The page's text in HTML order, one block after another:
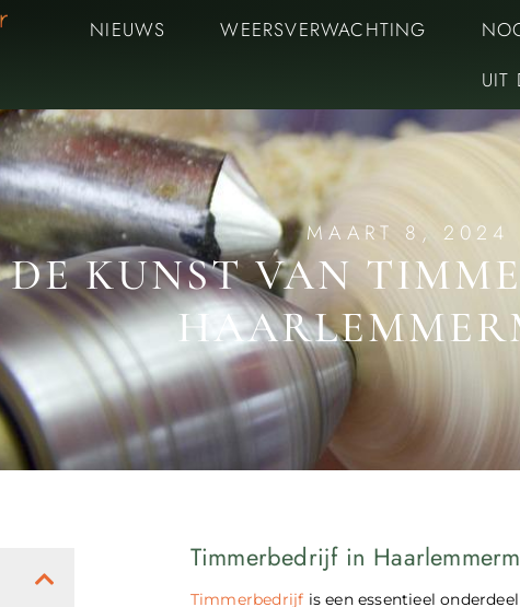
NIEUWS WEERSVERWACHTING
UIT
MAART 8, 2024
DE KUNST VAN
Timmerbedrijf in
Timmerbedrijf is een essentieel